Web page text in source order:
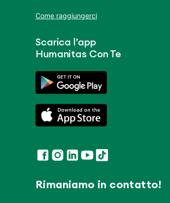
Come raggiungerci
Scarica l’app
Humanitas Con Te
Rimaniamo in contatto!